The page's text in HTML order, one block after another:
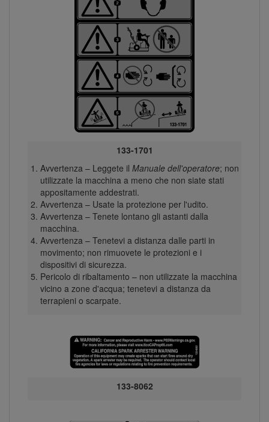
133-1701
Avvertenza – Leggete il Manuale dell'operatore; non
utilizzate la macchina a meno che non siate stati
appositamente addestrati.
Avvertenza – Usate la protezione per l'udito.
Avvertenza – Tenete lontano gli astanti dalla
macchina.
Avvertenza – Tenetevi a distanza dalle parti in
movimento; non rimuovete le protezioni e i
dispositivi di sicurezza.
Pericolo di ribaltamento – non utilizzate la macchina
vicino a zone d'acqua; tenetevi a distanza da
terrapieni o scarpate.
133-8062